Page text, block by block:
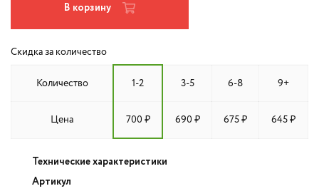
В корзину
Скидка за количество
Количество 1-2 3-5 6-8 9+
Цена 700 ₽ 690 ₽ 675 ₽ 645 ₽
Технические характеристики
Артикул